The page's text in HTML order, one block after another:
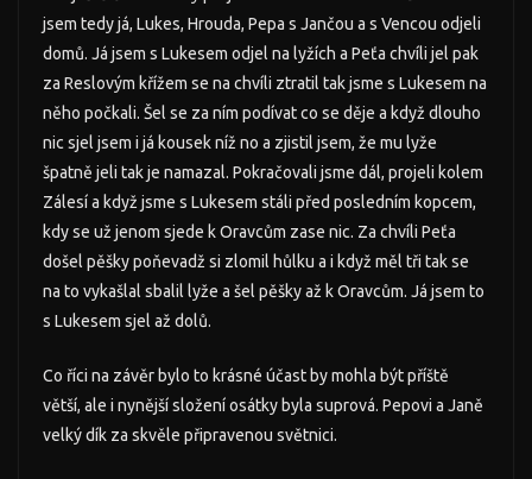
jsem tedy já, Lukes, Hrouda, Pepa s Jančou a s Vencou odjeli
domů. Já jsem s Lukesem odjel na lyžích a Peťa chvíli jel pak
za Reslovým křížem se na chvíli ztratil tak jsme s Lukesem na
něho počkali. Šel se za ním podívat co se děje a když dlouho
nic sjel jsem i já kousek níž no a zjistil jsem, že mu lyže
špatně jeli tak je namazal. Pokračovali jsme dál, projeli kolem
Zálesí a když jsme s Lukesem stáli před posledním kopcem,
kdy se už jenom sjede k Oravcům zase nic. Za chvíli Peťa
došel pěšky poňevadž si zlomil hůlku a i když měl tři tak se
na to vykašlal sbalil lyže a šel pěšky až k Oravcům. Já jsem to
s Lukesem sjel až dolů.
Co říci na závěr bylo to krásné účast by mohla být příště
větší, ale i nynější složení osátky byla suprová. Pepovi a Janě
velký dík za skvěle připravenou světnici.